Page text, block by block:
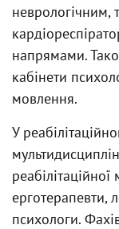
неврологічним,
напрямами.
кабінети
мовлення.
У
ерготерапевти,
психологи.